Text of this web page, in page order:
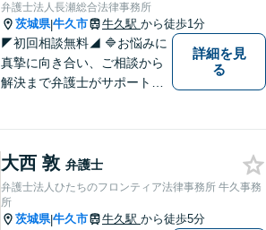
弁護士法人長瀬総合法律事務所
茨城県|牛久市 牛久駅 から徒歩1分
◤初回相談無料◢ 🔷お悩みに
真摯に向き合い、ご相談から
解決まで弁護士がサポートい
の第一歩を踏み出しましょ
う。お気軽にお問い合わせく
ださい。
詳細を見
る
大西 敦 弁護士
弁護士法人ひたちのフロンティア法律事務所 牛久事務
所
茨城県|牛久市 牛久駅 から徒歩5分